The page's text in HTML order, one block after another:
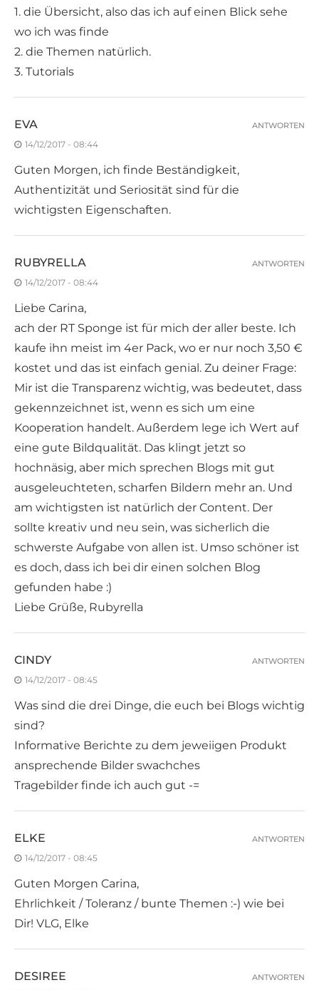
1. die Übersicht, also das ich auf einen Blick sehe
wo ich was finde
2. die Themen natürlich.
3. Tutorials
EVA
14/12/2017 - 08:44
Guten Morgen, ich finde Beständigkeit,
Authentizität und Seriosität sind für die
wichtigsten Eigenschaften.
ANTWORTEN
RUBYRELLA
14/12/2017 - 08:44
Liebe Carina,
ach der RT Sponge ist für mich der aller beste. Ich
kaufe ihn meist im 4er Pack, wo er nur noch 3,50 €
kostet und das ist einfach genial. Zu deiner Frage:
Mir ist die Transparenz wichtig, was bedeutet, dass
gekennzeichnet ist, wenn es sich um eine
Kooperation handelt. Außerdem lege ich Wert auf
eine gute Bildqualität. Das klingt jetzt so
hochnäsig, aber mich sprechen Blogs mit gut
ausgeleuchteten, scharfen Bildern mehr an. Und
am wichtigsten ist natürlich der Content. Der
sollte kreativ und neu sein, was sicherlich die
schwerste Aufgabe von allen ist. Umso schöner ist
es doch, dass ich bei dir einen solchen Blog
gefunden habe :)
Liebe Grüße, Rubyrella
ANTWORTEN
CINDY
14/12/2017 - 08:45
Was sind die drei Dinge, die euch bei Blogs wichtig
sind?
Informative Berichte zu dem jeweiigen Produkt
ansprechende Bilder swachches
Tragebilder finde ich auch gut -=
ANTWORTEN
ELKE
14/12/2017 - 08:45
Guten Morgen Carina,
Ehrlichkeit / Toleranz / bunte Themen :-) wie bei
Dir! VLG, Elke
ANTWORTEN
DESIREE ANTWORTEN